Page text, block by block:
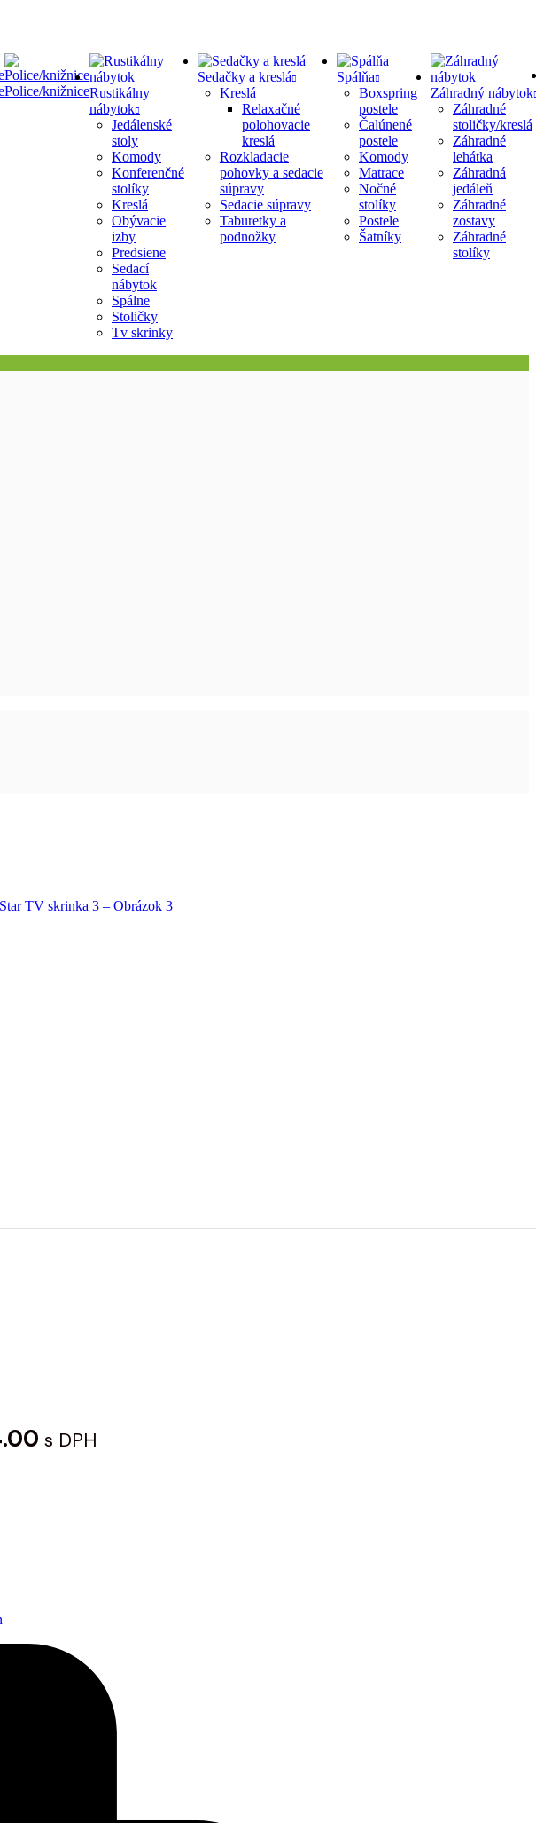
Police/knižniceRustikálny
nábytok
Jedálenské
stoly
Komody
Konferenčné
stolíky
Kreslá
Obývacie
izby
Predsiene
Sedací
nábytok
Spálne
Stoličky
Tv skrinky
Sedačky a kreslá
Kreslá
Relaxačné
polohovacie
kreslá
Rozkladacie
pohovky a sedacie
súpravy
Sedacie súpravy
Taburetky a
podnožky
Spálňa
Boxspring
postele
Čalúnené
postele
Komody
Matrace
Nočné
stolíky
Postele
Šatníky
Záhradný nábytok
Záhradné
stoličky/kreslá
Záhradné
lehátka
Záhradná
jedáleň
Záhradné
zostavy
Záhradné
stolíky
s DPH